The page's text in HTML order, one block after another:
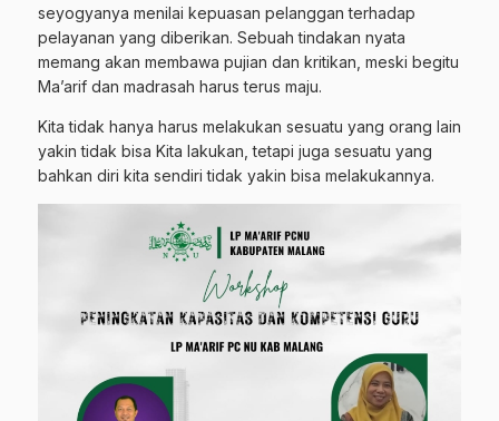
seyogyanya menilai kepuasan pelanggan terhadap
pelayanan yang diberikan. Sebuah tindakan nyata
memang akan membawa pujian dan kritikan, meski begitu
Ma’arif dan madrasah harus terus maju.
Kita tidak hanya harus melakukan sesuatu yang orang lain
yakin tidak bisa Kita lakukan, tetapi juga sesuatu yang
bahkan diri kita sendiri tidak yakin bisa melakukannya.